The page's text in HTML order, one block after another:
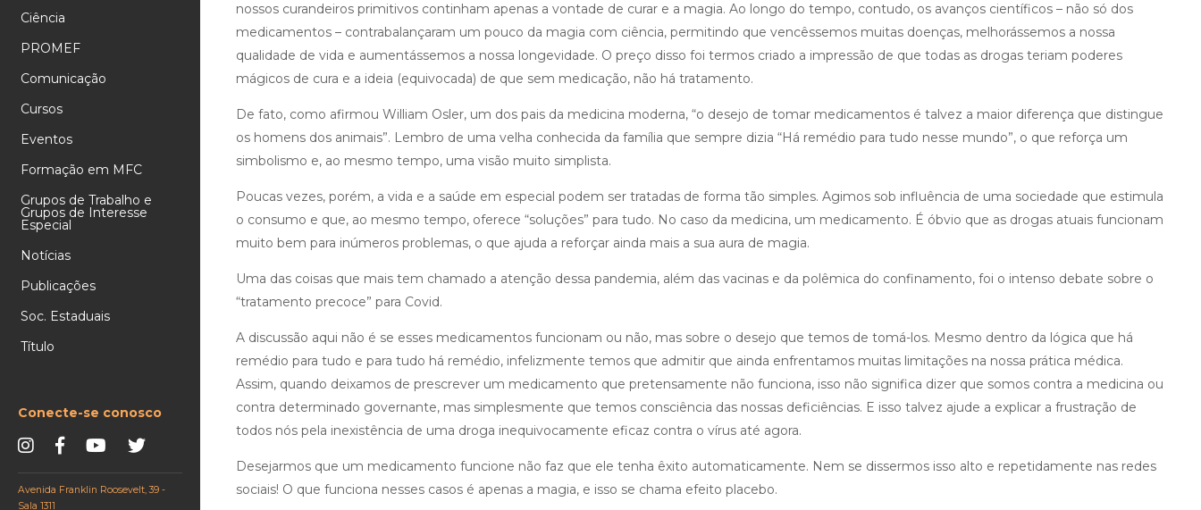
Ciência
PROMEF
Comunicação
Cursos
Eventos
Formação em MFC
Grupos de Trabalho e
Grupos de Interesse
Especial
Notícias
Publicações
Soc. Estaduais
Título
Conecte-se conosco
Avenida Franklin Roosevelt, 39 -
Sala 1311
nossos curandeiros primitivos continham apenas a vontade de curar e a magia. Ao longo do tempo, contudo, os avanços científicos – não só dos
medicamentos – contrabalançaram um pouco da magia com ciência, permitindo que vencêssemos muitas doenças, melhorássemos a nossa
qualidade de vida e aumentássemos a nossa longevidade. O preço disso foi termos criado a impressão de que todas as drogas teriam poderes
mágicos de cura e a ideia (equivocada) de que sem medicação, não há tratamento.
De fato, como afirmou William Osler, um dos pais da medicina moderna, “o desejo de tomar medicamentos é talvez a maior diferença que distingue
os homens dos animais”. Lembro de uma velha conhecida da família que sempre dizia “Há remédio para tudo nesse mundo”, o que reforça um
simbolismo e, ao mesmo tempo, uma visão muito simplista.
Poucas vezes, porém, a vida e a saúde em especial podem ser tratadas de forma tão simples. Agimos sob influência de uma sociedade que estimula
o consumo e que, ao mesmo tempo, oferece “soluções” para tudo. No caso da medicina, um medicamento. É óbvio que as drogas atuais funcionam
muito bem para inúmeros problemas, o que ajuda a reforçar ainda mais a sua aura de magia.
Uma das coisas que mais tem chamado a atenção dessa pandemia, além das vacinas e da polêmica do confinamento, foi o intenso debate sobre o
“tratamento precoce” para Covid.
A discussão aqui não é se esses medicamentos funcionam ou não, mas sobre o desejo que temos de tomá-los. Mesmo dentro da lógica que há
remédio para tudo e para tudo há remédio, infelizmente temos que admitir que ainda enfrentamos muitas limitações na nossa prática médica.
Assim, quando deixamos de prescrever um medicamento que pretensamente não funciona, isso não significa dizer que somos contra a medicina ou
contra determinado governante, mas simplesmente que temos consciência das nossas deficiências. E isso talvez ajude a explicar a frustração de
todos nós pela inexistência de uma droga inequivocamente eficaz contra o vírus até agora.
Desejarmos que um medicamento funcione não faz que ele tenha êxito automaticamente. Nem se dissermos isso alto e repetidamente nas redes
sociais! O que funciona nesses casos é apenas a magia, e isso se chama efeito placebo.